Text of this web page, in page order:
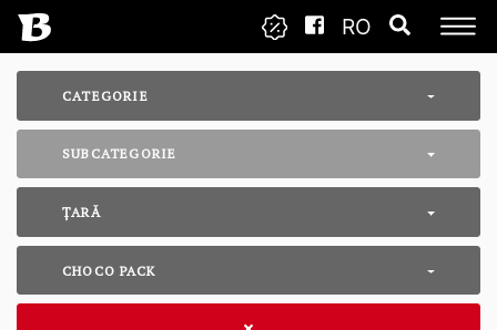
RO
CATEGORIE
SUBCATEGORIE
ȚARĂ
CHOCO PACK